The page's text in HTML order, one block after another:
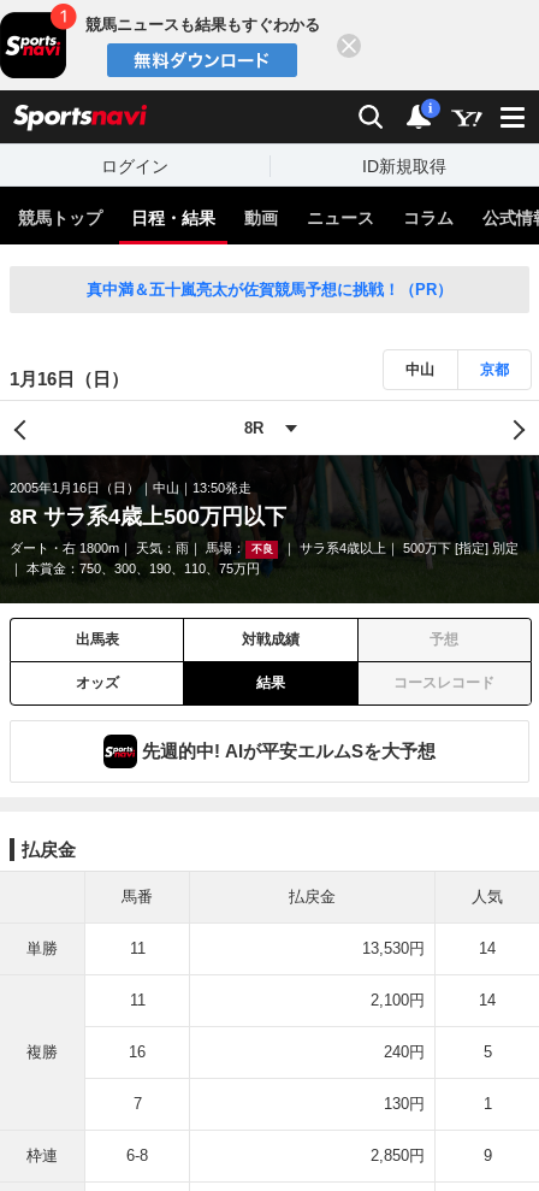
競馬ニュースも結果もすぐわかる
検索 通知
i
ログイン ID新規取得
競馬トップ 日程・結果 動画 ニュース コラム 公式情
真中満＆五十嵐亮太が佐賀競馬予想に挑戦！（PR）
1月16日（日） 中山 京都
2005年1月16日（日） 中山 13:50発走
8R サラ系4歳上500万円以下
ダート・右 1800m 天気： 雨 馬場： 不良 サラ系4歳以上
500万下 [指定] 別定
本賞金：750、300、190、110、75万円
出馬表 対戦成績 予想
オッズ 結果 コースレコード
先週的中! AIが平安エルムSを大予想
払戻金
馬番 払戻金 人気
単勝 11 13,530円 14
複勝
11 2,100円 14
16 240円 5
7 130円 1
枠連 6-8 2,850円 9